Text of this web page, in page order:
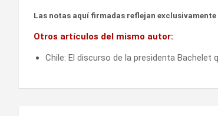
Las notas aquí firmadas reflejan
Otros artículos del mismo autor:
Chile: El discurso de la presidenta